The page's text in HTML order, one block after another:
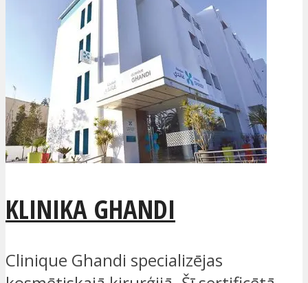
KLINIKA GHANDI
Clinique Ghandi specializējas